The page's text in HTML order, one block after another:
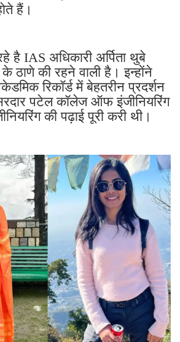
हैं।
है IAS अधिकारी अर्पिता थुबे
के ठाणे की रहने वाली है। इन्होंने
रिकॉर्ड में बेहतरीन प्रदर्शन
पटेल कॉलेज ऑफ इंजीनियरिंग
की पढ़ाई पूरी करी थी।